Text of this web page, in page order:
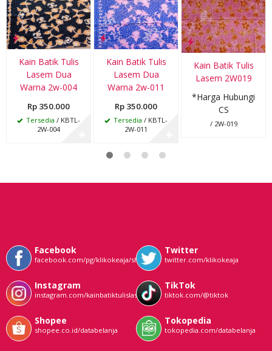
Kain Batik Tulis
Lasem Dua
Warna 2w-004
Rp 350.000
Tersedia / KBTL-
2W-004
Kain Batik Tulis
Lasem Dua
Warna 2w-011
Rp 350.000
Tersedia / KBTL-
2W-011
Kain Batik Tulis
Lasem 2W019
*Harga Hubungi
CS
/ 2W-019
Facebook
facebook.com/pg/klikokeaja/shop/
Twitter
twitter.com/klikokeaja
Instagram
instagram.com/kainbatiktulislasem
TikTok
tiktok.com/@tiktok
Shopee
shopee.co.id/databelanja
Tokopedia
tokopedia.com/databelanja